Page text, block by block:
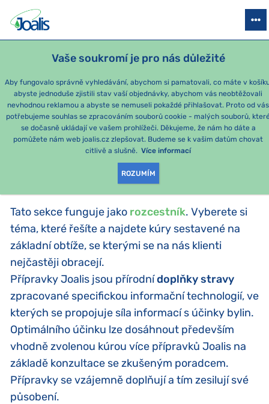
Vaše soukromí je pro nás důležité
Aby fungovalo správně vyhledávání, abychom si pamatovali, co máte v
abyste jednoduše zjistili stav vaší objednávky, abychom vás neobtěžovali
nevhodnou reklamou a abyste se nemuseli pokaždé přihlašovat. Proto od vás
potřebujeme souhlas se zpracováním souborů cookie - malých souborů,
se dočasně ukládají ve vašem prohlížeči. Děkujeme, že nám ho dáte a
pomůžete nám web joalis.cz zlepšovat. Budeme se k vašim datům chovat
citlivě a slušně. Více informací
ROZUMÍM
PRODUKTY PODLE OBTÍŽÍ SEZÓNNÍ BALÍČKY PRO DĚTI
Momentálně nejoblíbenější produkty
PRODUKTY PODLE
KATEGORIE:
PODLE OBTÍŽÍ
Tato sekce funguje jako rozcestník. Vyberete si
téma, které řešíte a najdete kúry sestavené na
základní obtíže, se kterými se na nás klienti
nejčastěji obracejí.
Přípravky Joalis jsou přírodnídoplňky stravy
zpracované specifickou informační technologií, ve
kterých se propojuje síla informací s účinky bylin.
Optimálního účinku lze dosáhnout především
vhodně zvolenou kúrou více přípravků Joalis na
základě konzultace se zkušeným poradcem.
Přípravky se vzájemně doplňují a tím zesilují své
působení.